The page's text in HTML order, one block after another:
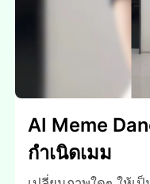
AI Meme
กําเนิดเมม